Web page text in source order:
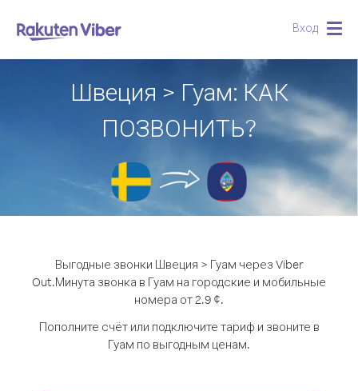
Вход
Швеция > Гуам: КАК
ПОЗВОНИТЬ?
Выгодные звонки Швеция > Гуам через Viber
Out.Минута звонка в Гуам на городские и мобильные
номера от 2.9 ¢.
Пополните счёт или подключите тариф и звоните в
Гуам по выгодным ценам.